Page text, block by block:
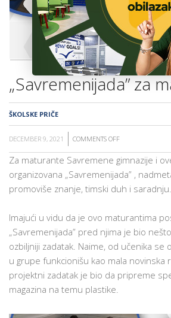
„Savremenijada” za
ŠKOLSKE PRIČE
DECEMBER 9, 2021 COMMENTS OFF
ZA
MATURANTE
Za maturante Savremene gimnazije i
organizovana „Savremenijada” ,
promoviše znanje, timski duh i saradnju.
Imajući u vidu da je ovo maturantima
„Savremenijada” pred njima je bio
ozbiljniji zadatak. Naime, od učenika se
u grupe funkcionišu kao mala novinska
projektni zadatak je bio da pripreme
magazina na temu plastike.
POZOVITE NAS »
BROJ MESTA »
PRIJAVITE SE »